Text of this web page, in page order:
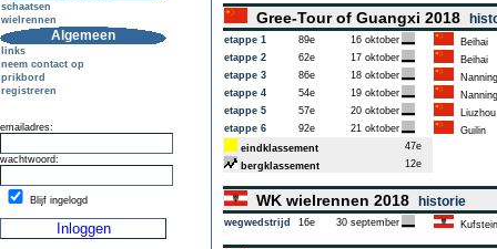
schaatsen
wielrennen
Algemeen
links
neem contact op
prikbord
registreren
emailadres:
wachtwoord:
Blijf ingelogd
Gree-Tour of Guangxi 2018
etappe 1 89e 16 oktober
Beihai
etappe 2
62e 17 oktober
Beihai
etappe 3
86e 18 oktober
Nanning
etappe 4
54e 19 oktober
Nanning
etappe 5
57e 20 oktober
Liuzhou
etappe 6
92e 21 oktober
Guilin
eindklassement
47e
bergklassement
12e
WK wielrennen 2018 historie
wegwedstrijd 16e 30 september Kufstein